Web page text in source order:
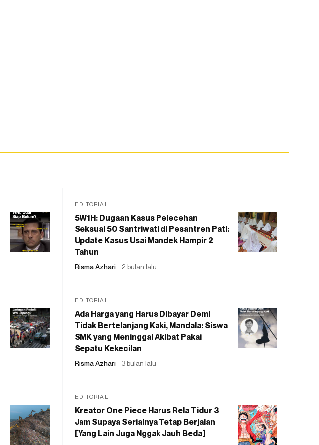
EDITORIAL
5W1H: Dugaan Kasus Pelecehan
Seksual 50 Santriwati di Pesantren Pati:
Update Kasus Usai Mandek Hampir 2
Tahun
Risma Azhari 2 bulan lalu
EDITORIAL
Ada Harga yang Harus Dibayar Demi
Tidak Bertelanjang Kaki, Mandala: Siswa
SMK yang Meninggal Akibat Pakai
Sepatu Kekecilan
Risma Azhari 3 bulan lalu
EDITORIAL
Kreator One Piece Harus Rela Tidur 3
Jam Supaya Serialnya Tetap Berjalan
[Yang Lain Juga Nggak Jauh Beda]